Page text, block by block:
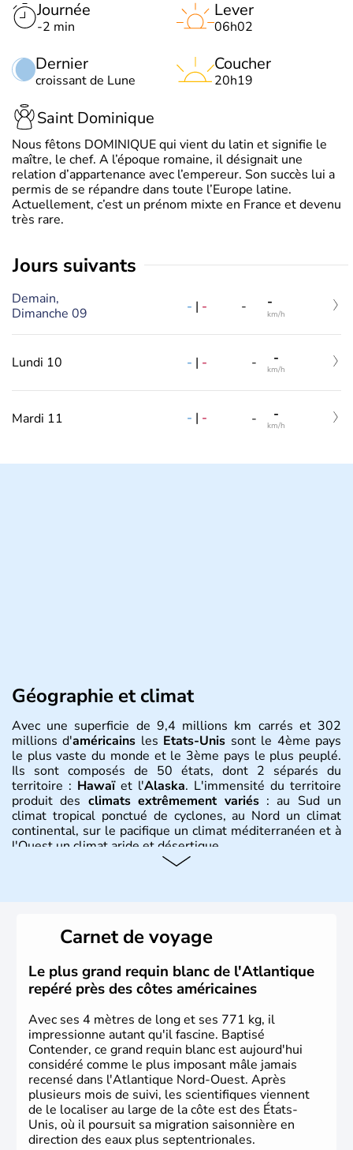
Journée
-2 min
Dernier
croissant de Lune
Lever
06h02
Coucher
20h19
Saint Dominique
Nous fêtons DOMINIQUE qui vient du latin et signifie le
maître, le chef. A l’époque romaine, il désignait une
relation d’appartenance avec l’empereur. Son succès lui a
permis de se répandre dans toute l’Europe latine.
Actuellement, c’est un prénom mixte en France et devenu
très rare.
jours suivants
Demain,
Dimanche 09
- | - - -
km/h
Lundi 10 - | - - -
km/h
Mardi 11 - | - - -
km/h
Géographie et climat
Avec une superficie de 9,4 millions km carrés et 302
millions d'américains les Etats-Unis sont le 4ème pays
le plus vaste du monde et le 3ème pays le plus peuplé.
Ils sont composés de 50 états, dont 2 séparés du
territoire : Hawaïet l'Alaska. L'immensité du territoire
produit des climats extrêmement variés: au Sud un
climat tropical ponctué de cyclones, au Nord un climat
continental, sur le pacifique un climat méditerranéen et à
l'Ouest un climat aride et désertique.
Plusieurs populations se sont succédées avant l'arrivée
des européens, suite à la découverte du continent par
Christophe Colomb en 1492. Les 13 colonies
britanniques proclament la Déclaration d'indépendance
en 1776 et adoptent leur première constitution en 1787.
La conquête de l'Ouest marque ensuite l'entrée dans une
phase de développement intense.
Carnet de voyage
Le plus grand requin blanc de l'Atlantique
repéré près des côtes américaines
Avec ses 4 mètres de long et ses 771 kg, il
impressionne autant qu'il fascine. Baptisé
Contender, ce grand requin blanc est aujourd'hui
considéré comme le plus imposant mâle jamais
recensé dans l'Atlantique Nord-Ouest. Après
plusieurs mois de suivi, les scientifiques viennent
de le localiser au large de la côte est des États-
Unis, où il poursuit sa migration saisonnière en
direction des eaux plus septentrionales.